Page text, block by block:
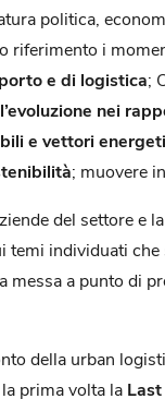
politica,
riferimento i
e di logistica;
l’evoluzione nei
e vettori
; muovere
del settore
temi individuati
a punto di
della urban
prima volta la